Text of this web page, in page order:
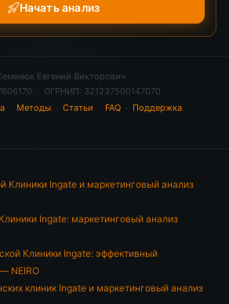
Начать анализ
Евгений Викторович
· ОГРНИП: 321237500147070
· Методы· Статьи · FAQ· Поддержка
Клиники Ingate и маркетинговый анализ
Ingate: маркетинговый анализ
Клиники Ingate: эффективный
NEIRO
клиник Ingate и маркетинговый анализ